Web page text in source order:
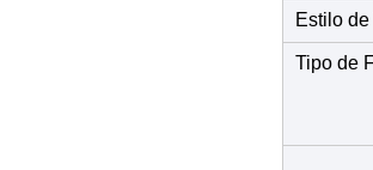
Estilo
Tipo de